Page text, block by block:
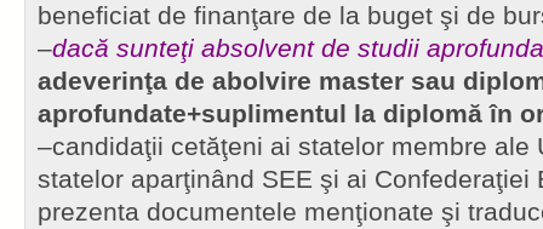
beneficiat de finanţare de la buget şi de
–dacă sunteţi absolvent de studii
adeverinţa de abolvire master sau
aprofundate+suplimentul la diplomă în
–candidaţii cetăţeni ai statelor membre ale
statelor aparţinând SEE şi ai Confederaţiei
prezenta documentele menţionate şi